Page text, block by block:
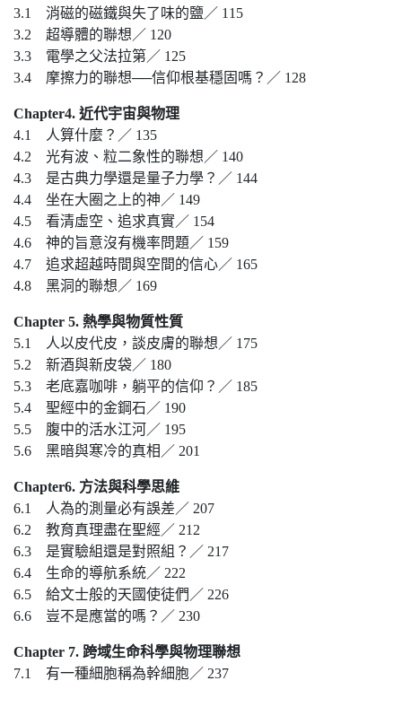
3.1 消磁的磁鐵與失了味的鹽／ 115
3.2 超導體的聯想／ 120
3.3 電學之父法拉第／ 125
3.4 摩擦力的聯想──信仰根基穩固嗎？／ 128
Chapter4. 近代宇宙與物理
4.1 人算什麼？／ 135
4.2 光有波、粒二象性的聯想／ 140
4.3 是古典力學還是量子力學？／ 144
4.4 坐在大圈之上的神／ 149
4.5 看清虛空、追求真實／ 154
4.6 神的旨意沒有機率問題／ 159
4.7 追求超越時間與空間的信心／ 165
4.8 黑洞的聯想／ 169
Chapter 5. 熱學與物質性質
5.1 人以皮代皮，談皮膚的聯想／ 175
5.2 新酒與新皮袋／ 180
5.3 老底嘉咖啡，躺平的信仰？／ 185
5.4 聖經中的金鋼石／ 190
5.5 腹中的活水江河／ 195
5.6 黑暗與寒冷的真相／ 201
Chapter6. 方法與科學思維
6.1 人為的測量必有誤差／ 207
6.2 教育真理盡在聖經／ 212
6.3 是實驗組還是對照組？／ 217
6.4 生命的導航系統／ 222
6.5 給文士般的天國使徒們／ 226
6.6 豈不是應當的嗎？／ 230
Chapter 7. 跨域生命科學與物理聯想
7.1 有一種細胞稱為幹細胞／ 237